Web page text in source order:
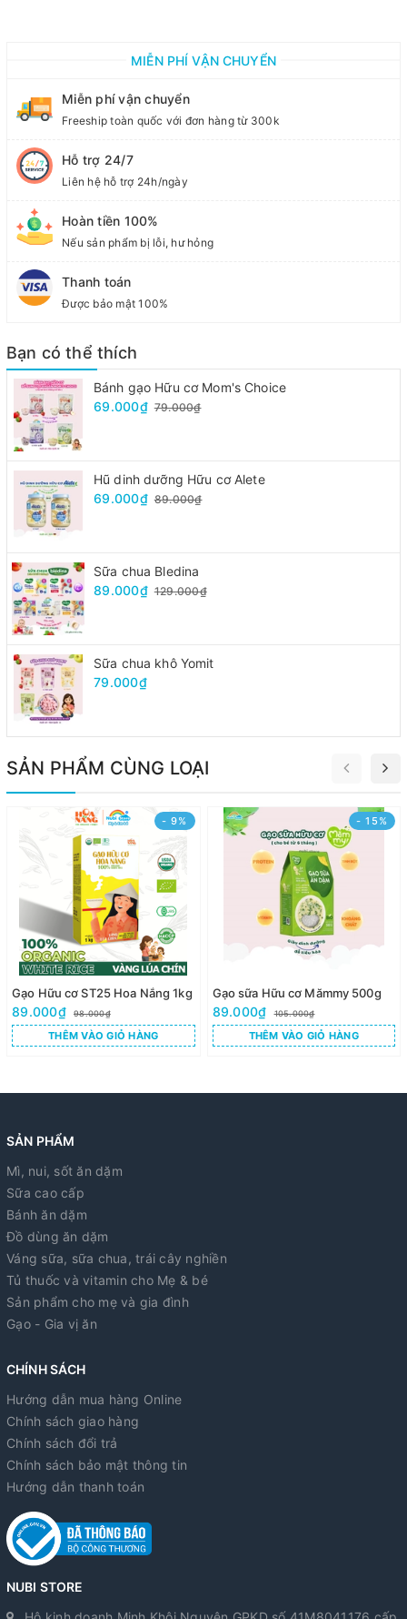
tốt trong giai đoạn đầu phát triển về não bộ để sau khi bé được
sinh ra khỏe mạnh và thông minh hơn
🏡 Xuất xứ : Nhật Bản 🇯🇵 / Chai 1 lít
MIỄN PHÍ VẬN CHUYỂN
Miễn phí vận chuyển
Freeship toàn quốc với đơn hàng từ 300k
Hỗ trợ 24/7
Liên hệ hỗ trợ 24h/ngày
Hoàn tiền 100%
Nếu sản phẩm bị lỗi, hư hỏng
Thanh toán
Được bảo mật 100%
Bạn có thể thích
Bánh gạo Hữu cơ Mom's Choice
69.000₫ 79.000₫
Hũ dinh dưỡng Hữu cơ Alete
69.000₫ 89.000₫
Sữa chua Bledina
89.000₫ 129.000₫
Sữa chua khô Yomit
79.000₫
SẢN PHẨM CÙNG LOẠI
- 9%
Gạo Hữu cơ ST25 Hoa Nắng 1kg
89.000₫ 98.000₫
THÊM VÀO GIỎ HÀNG
- 15%
Gạo sữa Hữu cơ Mămmy 500g
89.000₫ 105.000₫
THÊM VÀO GIỎ HÀNG
SẢN PHẨM
Mì, nui, sốt ăn dặm
Sữa cao cấp
Bánh ăn dặm
Đồ dùng ăn dặm
Váng sữa, sữa chua, trái cây nghiền
Tủ thuốc và vitamin cho Mẹ & bé
Sản phẩm cho mẹ và gia đình
Gạo - Gia vị ăn
CHÍNH SÁCH
Hướng dẫn mua hàng Online
Chính sách giao hàng
Chính sách đổi trả
Chính sách bảo mật thông tin
Hướng dẫn thanh toán
NUBI STORE